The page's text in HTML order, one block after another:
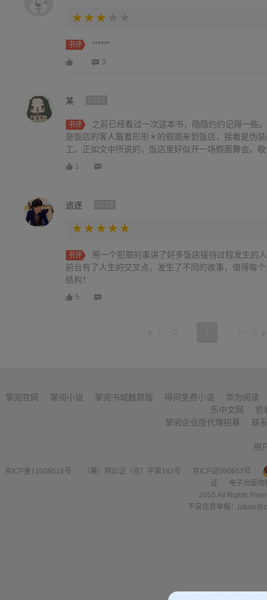
书评 ******
3
某
书评
之前已经看过一次这本书，隐隐约约记得一些
是饭店的客人戴着形形＊的假面来到饭店，接着是伪
工。正如文中所说的，饭店里好似开一场假面舞会。
余地把每条看似独立的支线巧妙地编织在一起。设计
1
追逐
书评
用一个犯罪的事讲了好多饭店接待过程发生的
前台有了人生的交叉点，发生了不同的故事，值得每
结构！
5
掌阅官网 掌阅小说 掌阅书城触屏版 得间免费小说
华为阅读
乐中文网
若
掌阅企业版代理招募
联
用
京ICP备11008516号 （署）网出证（京）字第143号
京ICP证090653号
证
电子出版
2015 All Rights
不良信息举报：